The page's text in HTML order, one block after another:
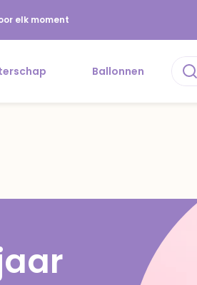
elk moment
Ballonnen